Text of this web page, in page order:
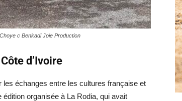
c Benkadi Joie Production
d’Ivoire
les échanges entre les cultures française et
organisée à La Rodia, qui avait